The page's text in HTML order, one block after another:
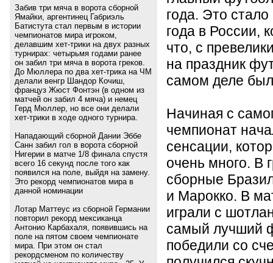
Забив три мяча в ворота сборной
Ямайки, аргентинец Габриэль
Батистута стал первым в истории
чемпионатов мира игроком,
делавшим хет-трики на двух разных
турнирах: четырьмя годами ранее
он забил три мяча в ворота греков.
До Мюллера по два хет-трика на ЧМ
делали венгр Шандор Кочиш,
француз Жюст Фонтэн (в одном из
матчей он забил 4 мяча) и немец
Герд Мюллер, но все они делали
хет-трики в ходе одного турнира.
Нападающий сборной Дании Эббе
Санн забил гол в ворота сборной
Нигерии в матче 1/8 финала спустя
всего 16 секунд после того как
появился на поле, выйдя на замену.
Это рекорд чемпионатов мира в
данной номинации
Лотар Маттеус из сборной Германии
повторил рекорд мексиканца
Антонио Карбахаля, появившись на
поле на пятом своем чемпионате
мира. При этом он стал
рекордсменом по количеству
года. Это
года в России,
что, с
на праздник
самом деле
Начиная с
чемпионат
сенсации,
очень много. В
сборные
и Марокко. В
играли с
самый лучший
победили со